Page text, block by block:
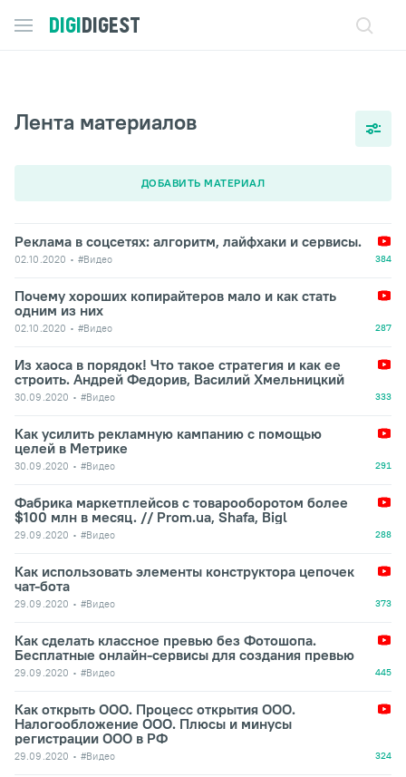
DIGIDIGEST
Лента материалов
ДОБАВИТЬ МАТЕРИАЛ
Реклама в соцсетях: алгоритм, лайфхаки и сервисы.
02.10.2020 #Видео 384
Почему хороших копирайтеров мало и как стать
одним из них
02.10.2020 #Видео 287
Из хаоса в порядок! Что такое стратегия и как ее
строить. Андрей Федорив, Василий Хмельницкий
30.09.2020 #Видео 333
Как усилить рекламную кампанию с помощью
целей в Метрике
30.09.2020 #Видео 291
Фабрика маркетплейсов с товарооборотом более
$100 млн в месяц. // Prom.ua, Shafa, Bigl
29.09.2020 #Видео 288
Как использовать элементы конструктора цепочек
чат-бота
29.09.2020 #Видео 373
Как сделать классное превью без Фотошопа.
Бесплатные онлайн-сервисы для создания превью
29.09.2020 #Видео 445
Как открыть ООО. Процесс открытия ООО.
Налогообложение ООО. Плюсы и минусы
регистрации ООО в РФ
29.09.2020 #Видео 324